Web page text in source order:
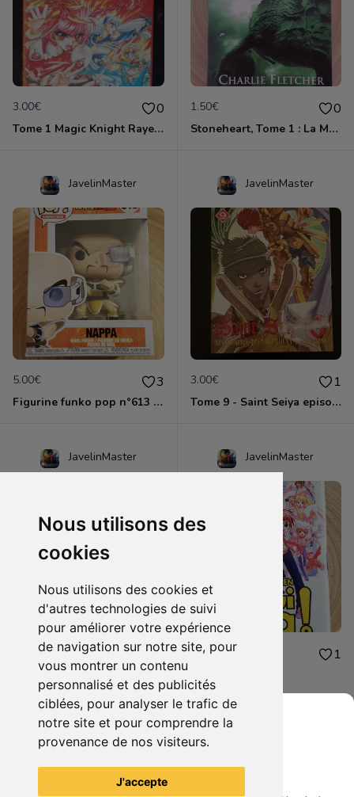
Nous utilisons des
cookies
Nous utilisons des cookies et
d'autres technologies de suivi
pour améliorer votre expérience
de navigation sur notre site, pour
vous montrer un contenu
personnalisé et des publicités
ciblées, pour analyser le trafic de
notre site et pour comprendre la
provenance de nos visiteurs.
J'accepte
3.00€ 0
Tome 1 Magic Knight Rayearth
1.50€ 0
Stoneheart, Tome 1 : La Malédiction de pierre
JavelinMaster
5.00€ 3
Figurine funko pop n°613 - Dragon ball z - Nappa
JavelinMaster
3.00€ 1
Tome 9 - Saint Seiya episode G
JavelinMaster
2.00€ 1
Negi ma tome 9
JavelinMaster
2.00€ 1
Voir tous les articles du vendeur
Grenier du Geek